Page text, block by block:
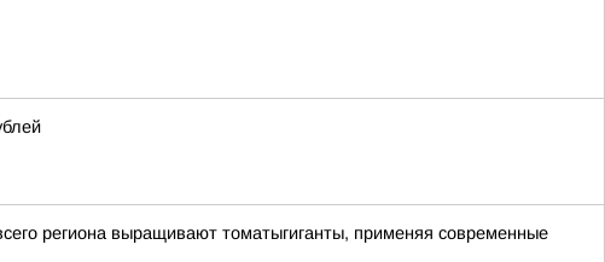
региона выращивают томатыгиганты, применяя современные